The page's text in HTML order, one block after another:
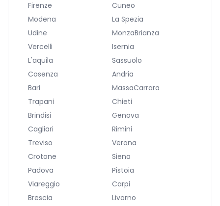
Firenze
Cuneo
Modena
La Spezia
Udine
MonzaBrianza
Vercelli
Isernia
L'aquila
Sassuolo
Cosenza
Andria
Bari
MassaCarrara
Trapani
Chieti
Brindisi
Genova
Cagliari
Rimini
Treviso
Verona
Crotone
Siena
Padova
Pistoia
Viareggio
Carpi
Brescia
Livorno